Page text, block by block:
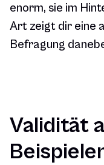
enorm, sie im
Art zeigt dir eine
Befragung
Validität